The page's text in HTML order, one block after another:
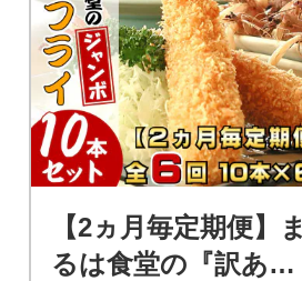
【2ヵ月毎定期便】ま
るは食堂の『訳あ